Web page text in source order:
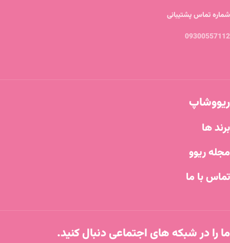
شماره تماس پشتیبانی
09300557112
ریووشاپ
برند ها
مجله ریوو
تماس با ما
ما را در شبکه های اجتماعی دنبال کنید.